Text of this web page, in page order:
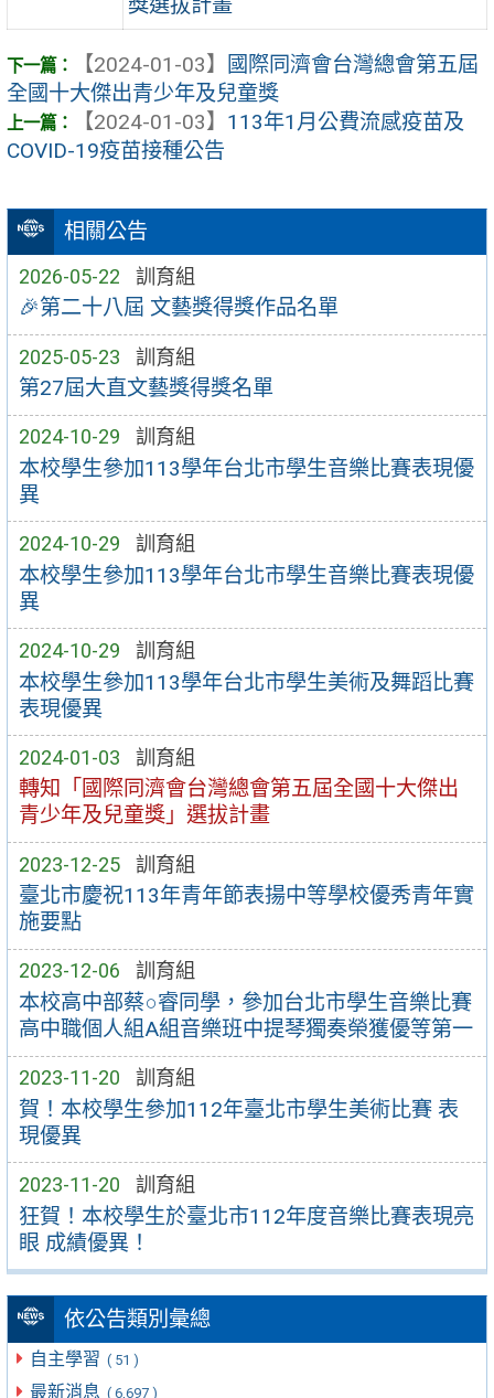
相關公告
2026-05-22 訓育組
🎉第二十八屆 文藝獎得獎作品名單
2025-05-23 訓育組
第27屆大直文藝獎得獎名單
2024-10-29 訓育組
本校學生參加113學年台北市學生音樂比賽表現優
異
2024-10-29 訓育組
本校學生參加113學年台北市學生音樂比賽表現優
異
2024-10-29 訓育組
本校學生參加113學年台北市學生美術及舞蹈比賽
表現優異
2024-01-03 訓育組
轉知「國際同濟會台灣總會第五屆全國十大傑出
青少年及兒童獎」選拔計畫
2023-12-25 訓育組
臺北市慶祝113年青年節表揚中等學校優秀青年實
施要點
2023-12-06 訓育組
本校高中部蔡○睿同學，參加台北市學生音樂比賽
高中職個人組A組音樂班中提琴獨奏榮獲優等第一
2023-11-20 訓育組
賀！本校學生參加112年臺北市學生美術比賽 表
現優異
2023-11-20 訓育組
狂賀！本校學生於臺北市112年度音樂比賽表現亮
眼 成績優異！
依公告類別彙總
自主學習 ( 51 )
最新消息 ( 6,697 )
【2024-01-03】
國際同濟會台灣總會第五屆
全國十大傑出青少年及兒童獎
【2024-01-03】 113年1月公費流感疫苗及
COVID-19疫苗接種公告